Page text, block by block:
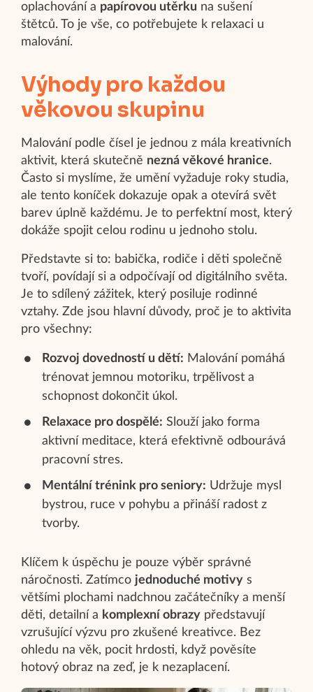
oplachování a papírovou utěrku na sušení
štětců. To je vše, co potřebujete k relaxaci u
malování.
Výhody pro každou
věkovou skupinu
Malování podle čísel je jednou z mála kreativních
aktivit, která skutečně nezná věkové hranice.
Často si myslíme, že umění vyžaduje roky studia,
ale tento koníček dokazuje opak a otevírá svět
barev úplně každému. Je to perfektní most, který
dokáže spojit celou rodinu u jednoho stolu.
Představte si to: babička, rodiče i děti společně
tvoří, povídají si a odpočívají od digitálního světa.
Je to sdílený zážitek, který posiluje rodinné
vztahy. Zde jsou hlavní důvody, proč je to aktivita
pro všechny:
Rozvoj dovedností u dětí: Malování pomáhá
trénovat jemnou motoriku, trpělivost a
schopnost dokončit úkol.
Relaxace pro dospělé: Slouží jako forma
aktivní meditace, která efektivně odbourává
pracovní stres.
Mentální trénink pro seniory: Udržuje mysl
bystrou, ruce v pohybu a přináší radost z
tvorby.
Klíčem k úspěchu je pouze výběr správné
náročnosti. Zatímco jednoduché motivy s
většími plochami nadchnou začátečníky a menší
děti, detailní a komplexní obrazy představují
vzrušující výzvu pro zkušené kreativce. Bez
ohledu na věk, pocit hrdosti, když pověsíte
hotový obraz na zeď, je k nezaplacení.